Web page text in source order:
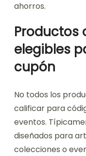
ahorros.
Productos
elegibles
cupón
No todos los
calificar para
eventos.
diseñados para
colecciones o